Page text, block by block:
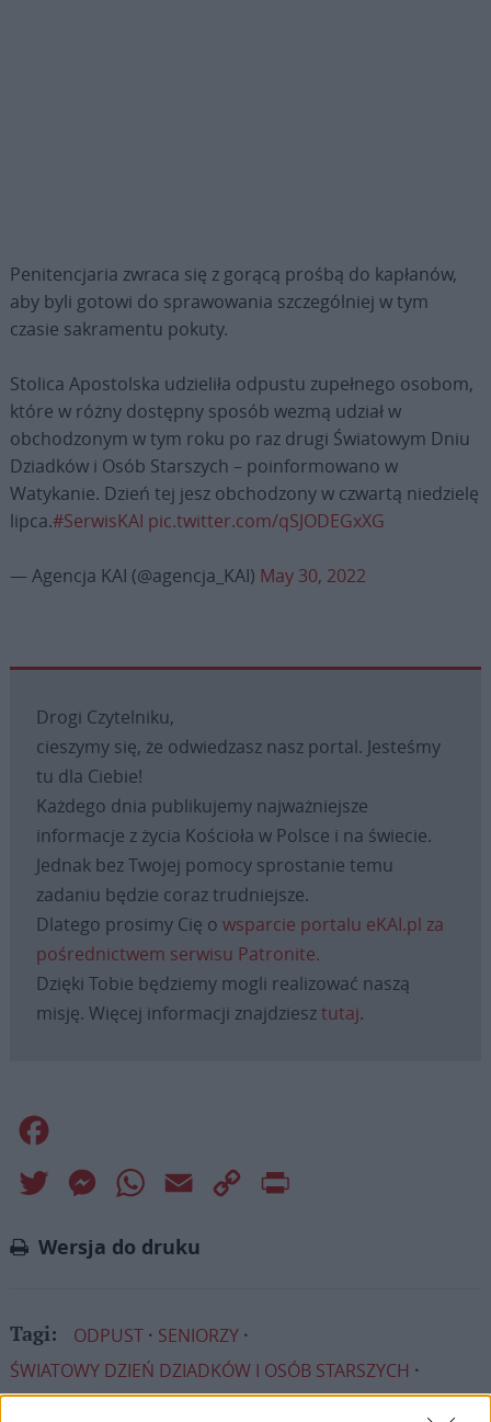
Penitencjaria zwraca się z gorącą prośbą do kapłanów,
aby byli gotowi do sprawowania szczególniej w tym
czasie sakramentu pokuty.
Stolica Apostolska udzieliła odpustu zupełnego osobom,
które w różny dostępny sposób wezmą udział w
obchodzonym w tym roku po raz drugi Światowym Dniu
Dziadków i Osób Starszych – poinformowano w
Watykanie. Dzień tej jesz obchodzony w czwartą niedzielę
lipca.#SerwisKAI pic.twitter.com/qSJODEGxXG
— Agencja KAI (@agencja_KAI) May 30, 2022
Drogi Czytelniku,
cieszymy się, że odwiedzasz nasz portal. Jesteśmy
tu dla Ciebie!
Każdego dnia publikujemy najważniejsze
informacje z życia Kościoła w Polsce i na świecie.
Jednak bez Twojej pomocy sprostanie temu
zadaniu będzie coraz trudniejsze.
Dlatego prosimy Cię o wsparcie portalu eKAI.pl za
pośrednictwem serwisu Patronite.
Dzięki Tobie będziemy mogli realizować naszą
misję. Więcej informacji znajdziesztutaj.
Twitter MessengerWhatsApp
Email
Copy
Wersja do druku
Tagi: ODPUST
SENIORZY
ŚWIATOWY DZIEŃ DZIADKÓW I OSÓB STARSZYCH
WATYKAN